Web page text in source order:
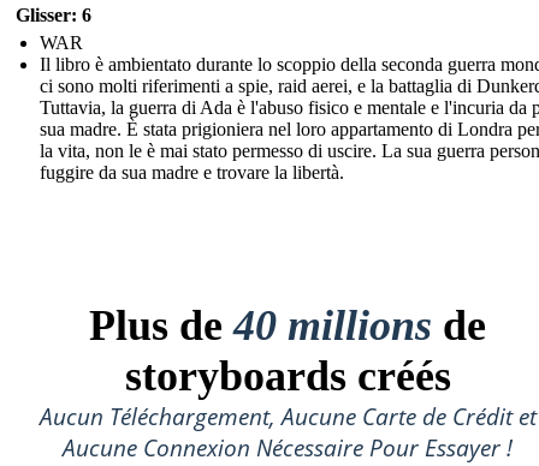
Glisser: 6
WAR
Il libro è ambientato durante lo scoppio della seconda guerra
ci sono molti riferimenti a spie, raid aerei, e la battaglia di
Tuttavia, la guerra di Ada è l'abuso fisico e mentale e l'incuria da
sua madre. È stata prigioniera nel loro appartamento di Londra
la vita, non le è mai stato permesso di uscire. La sua guerra
fuggire da sua madre e trovare la libertà.
Plus de40 millions de
storyboards créés
Aucun Téléchargement, Aucune Carte de Crédit et
Aucune Connexion Nécessaire Pour Essayer !